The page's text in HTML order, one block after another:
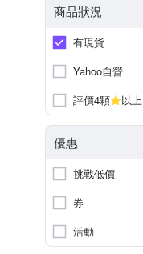
商品狀況
有現貨
Yahoo自營
評價4顆
以上
優惠
挑戰低價
券
活動